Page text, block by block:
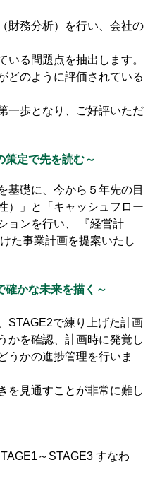
財務分析）を行い、会社の
いる問題点を抽出します。
どのように評価されている
一歩となり、ご好評いただ
策定で先を読む～
基礎に、今から５年先の目
）」と「 キャッシュフロー
ョンを行い、 『経営計
た事業計画を提案いたし
確かな未来を描く～
STAGE2で練り上げた計画
かを確認、 計画時に発覚し
うかの進捗管理を行いま
を見通すことが非常に難し
～STAGE3 すなわ